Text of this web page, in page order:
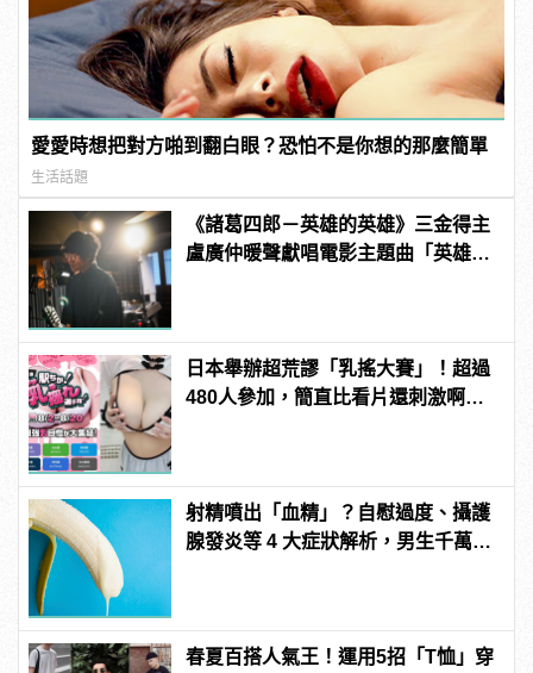
愛愛時想把對方啪到翻白眼？恐怕不是你想的那麼簡單
生活話題
《諸葛四郎－英雄的英雄》三金得主
盧廣仲暖聲獻唱電影主題曲「英雄」
日本舉辦超荒謬「乳搖大賽」！超過
480人參加，簡直比看片還刺激啊！ |
射精噴出「血精」？自慰過度、攝護
腺發炎等 4 大症狀解析，男生千萬要
春夏百搭人氣王！運用5招「T恤」穿